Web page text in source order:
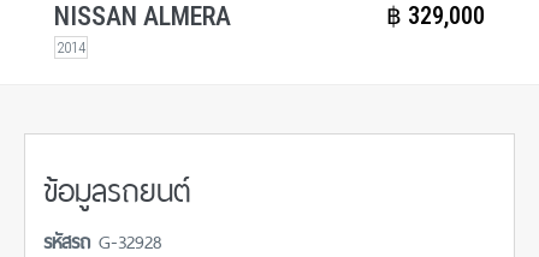
NISSAN ALMERA
2014
฿​ 329,000
ข้อมูลรถยนต์
รหัสรถ G-32928